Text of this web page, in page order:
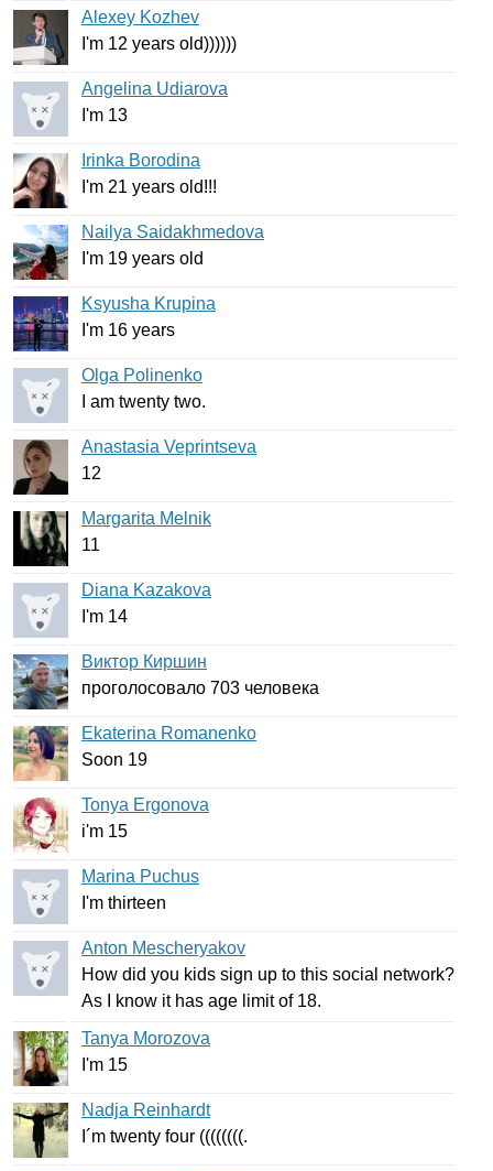
Alexey Kozhev
I'm 12 years old))))))
Angelina Udiarova
I'm 13
Irinka Borodina
I'm 21 years old!!!
Nailya Saidakhmedova
I'm 19 years old
Ksyusha Krupina
I'm 16 years
Olga Polinenko
am twenty two.
Anastasia Veprintseva
12
Margarita Melnik
11
Diana Kazakova
I'm 14
Виктор Киршин
проголосовало 703 человека
Ekaterina Romanenko
Soon 19
Tonya Ergonova
i'm 15
Marina Puchus
I'm thirteen
Anton Mescheryakov
How did you kids sign up to this social network?
As
know it has age limit of18.
Tanya Morozova
I'm 15
Nadja Reinhardt
´m twenty four ((((((((.